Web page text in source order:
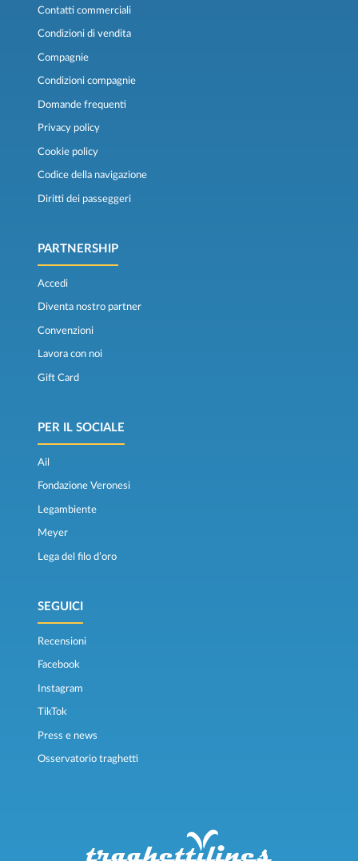
Contatti commerciali
Condizioni di vendita
Compagnie
Condizioni compagnie
Domande frequenti
Privacy policy
Cookie policy
Codice della navigazione
Diritti dei passeggeri
PARTNERSHIP
Accedi
Diventa nostro partner
Convenzioni
Lavora con noi
Gift Card
PER IL SOCIALE
Ail
Fondazione Veronesi
Legambiente
Meyer
Lega del filo d’oro
SEGUICI
Recensioni
Facebook
Instagram
TikTok
Press e news
Osservatorio traghetti